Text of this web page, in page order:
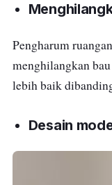
Pengharum
menghilangkan
lebih baik
Desain